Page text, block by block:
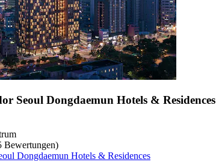
Seoul Dongdaemun Hotels & Residences
Bewertungen)
Dongdaemun Hotels & Residences